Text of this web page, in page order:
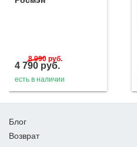
8 990 руб.
4 790 руб.
есть в наличии
Блог
Возврат